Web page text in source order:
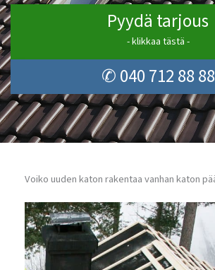
Pyydä tarjous
- klikkaa tästä -
✆ 040 712 88 88
Voiko uuden katon rakentaa vanhan katon